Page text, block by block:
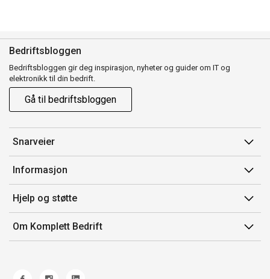
Bedriftsbloggen
Bedriftsbloggen gir deg inspirasjon, nyheter og guider om IT og
elektronikk til din bedrift.
Gå til bedriftsbloggen
Snarveier
Min side
Ordreoversikt
Mine produkter
Informasjon
Salgsbetingelser
Avtalevilkår for Komplett Bedrift Pluss
Produsenter
Hjelp og støtte
Kontakt oss
Retur
Om Komplett Bedrift